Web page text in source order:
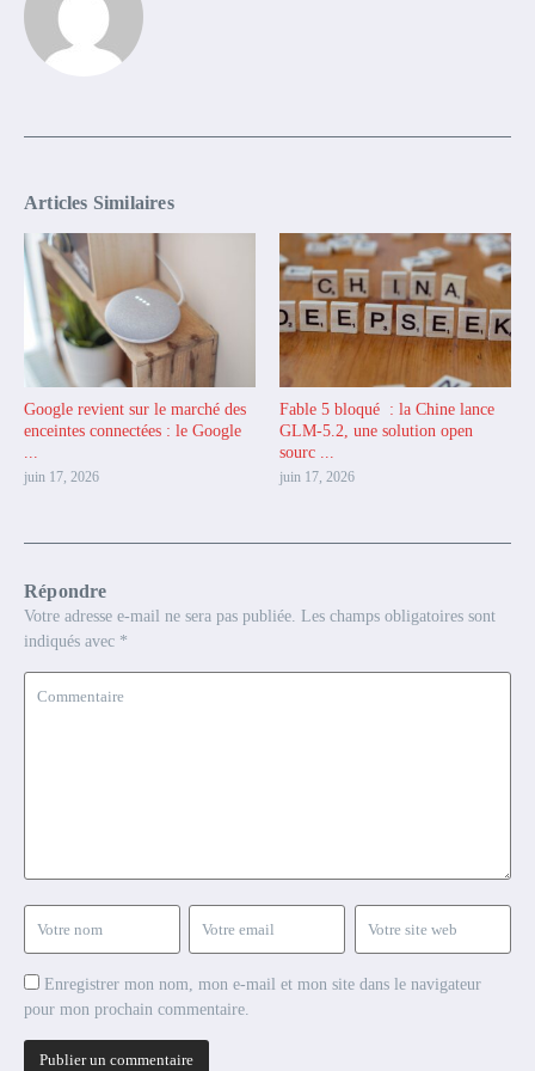
Articles Similaires
Google revient sur le marché des
enceintes connectées : le Google
...
juin 17, 2026
Fable 5 bloqué : la Chine lance
GLM-5.2, une solution open
sourc ...
juin 17, 2026
Répondre
Votre adresse e-mail ne sera pas publiée. Les champs obligatoires sont
indiqués avec *
Enregistrer mon nom, mon e-mail et mon site dans le navigateur
pour mon prochain commentaire.